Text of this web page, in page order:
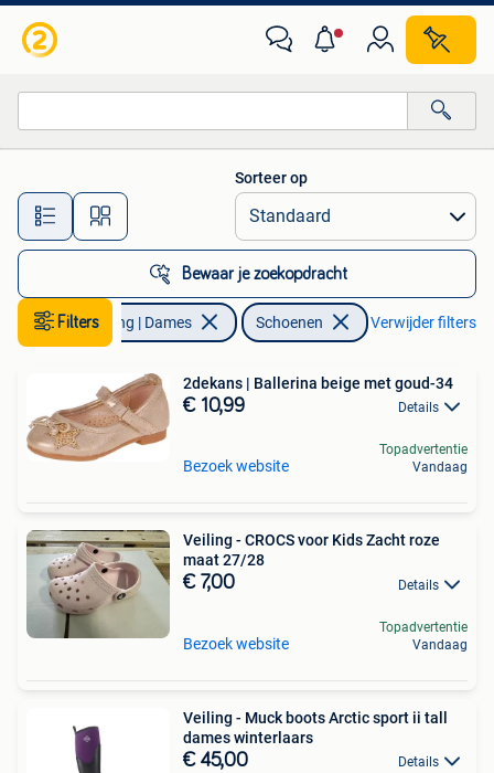
Alle afstanden…
Sorteer op
Bewaar je zoekopdracht
FiltersKleding | Dames Schoenen Verwijder filters
2dekans | Ballerina beige met goud-34
€ 10,99 Details
Bezoek website
Topadvertentie
Vandaag
Veiling - CROCS voor Kids Zacht roze
maat 27/28
€ 7,00 Details
Bezoek website
Topadvertentie
Vandaag
Veiling - Muck boots Arctic sport ii tall
dames winterlaars
€ 45,00 Details